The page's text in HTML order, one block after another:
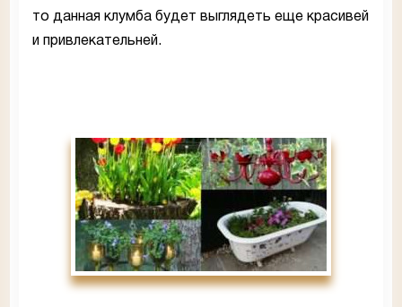
то данная клумба будет выглядеть еще красивей
и привлекательней.